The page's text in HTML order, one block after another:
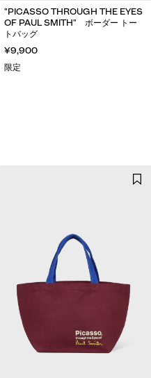
"PICASSO THROUGH THE EYES
OF PAUL SMITH" ボーダー トー
トバッグ
¥9,900
限定